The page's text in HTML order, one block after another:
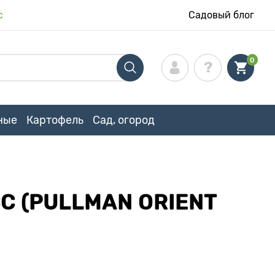
Садовый блог
0
Картофель Сад, огород
ORIENT